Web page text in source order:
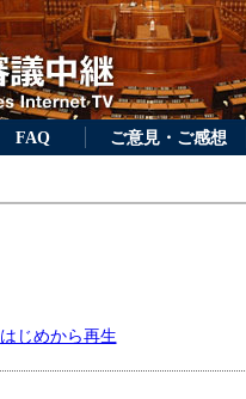
FAQ ご意見・ご感想
はじめから再生